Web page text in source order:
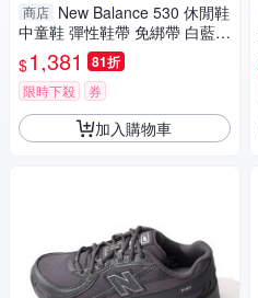
商店 New Balance 530 休閒鞋
中童鞋 彈性鞋帶 免綁帶 白藍
【運動世界】P5303WR-W
$1,381 81折
限時下殺 券
加入購物車